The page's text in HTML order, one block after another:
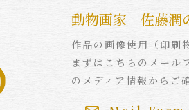
動物画家 佐藤潤
作品の画像使用（印刷
まずはこちらのメール
のメディア情報からご